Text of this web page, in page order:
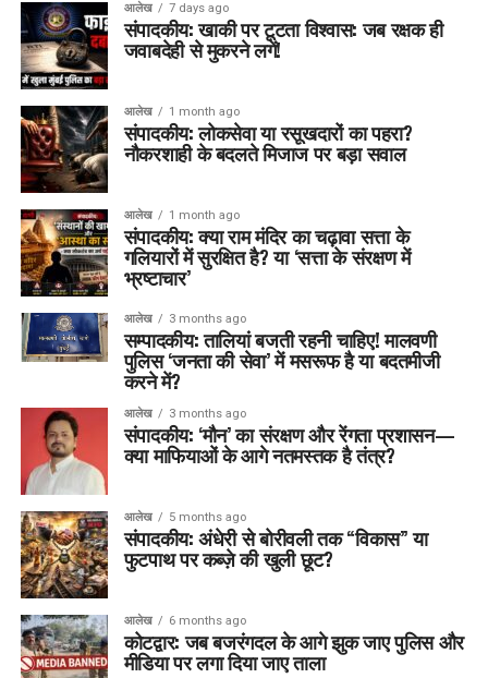
आलेख 7 days ago
संपादकीय: खाकी पर टूटता विश्वास: जब रक्षक ही
जवाबदेही से मुकरने लगें!
आलेख 1 month ago
संपादकीय: लोकसेवा या रसूखदारों का पहरा?
नौकरशाही के बदलते मिजाज पर बड़ा सवाल
आलेख 1 month ago
संपादकीय: क्या राम मंदिर का चढ़ावा सत्ता के
गलियारों में सुरक्षित है? या ‘सत्ता के संरक्षण में
भ्रष्टाचार’
आलेख 3 months ago
सम्पादकीय: तालियां बजती रहनी चाहिए! मालवणी
पुलिस ‘जनता की सेवा’ में मसरूफ है या बदतमीजी
करने में?
आलेख 3 months ago
संपादकीय: ‘मौन’ का संरक्षण और रेंगता प्रशासन—
क्या माफियाओं के आगे नतमस्तक है तंत्र?
आलेख 5 months ago
संपादकीय: अंधेरी से बोरीवली तक “विकास” या
फुटपाथ पर कब्ज़े की खुली छूट?
आलेख 6 months ago
कोटद्वार: जब बजरंगदल के आगे झुक जाए पुलिस और
मीडिया पर लगा दिया जाए ताला